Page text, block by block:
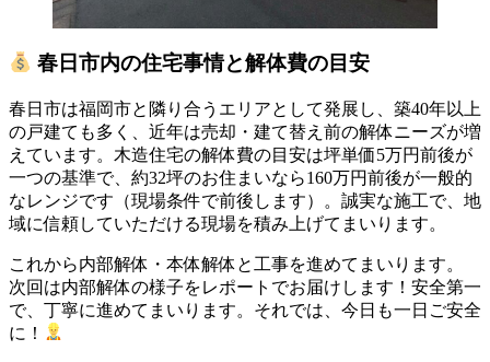
春日市内の住宅事情と解体費の目安
春日市は福岡市と隣り合うエリアとして発展し、築40年以上
の戸建ても多く、近年は売却・建て替え前の解体ニーズが増
えています。木造住宅の解体費の目安は坪単価5万円前後が
一つの基準で、約32坪のお住まいなら160万円前後が一般的
なレンジです（現場条件で前後します）。誠実な施工で、地
域に信頼していただける現場を積み上げてまいります。
これから内部解体・本体解体と工事を進めてまいります。
次回は内部解体の様子をレポートでお届けします！安全第一
で、丁寧に進めてまいります。それでは、今日も一日ご安全
に！